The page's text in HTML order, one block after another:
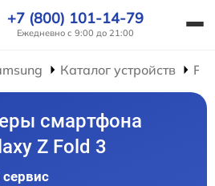
+7 (800) 101-14-79
Ежедневно с 9:00 до 21:00
Каталог устройств
смартфона
Z Fold 3